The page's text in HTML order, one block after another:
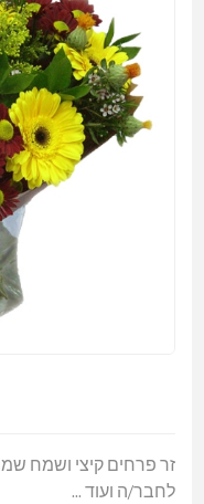
זר פרחים קיצי ושמח
לחבר/ה ועוד ...